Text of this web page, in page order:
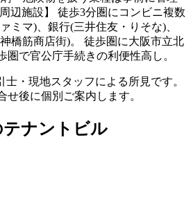
辺施設】 徒歩3分圏にコンビニ複数
ミマ)、銀行(三井住友・りそな)、
橋筋商店街)。 徒歩圏に大阪市立北
圏で官公庁手続きの利便性高し。
・現地スタッフによる所見です。
せ後に個別ご案内します。
ナントビル